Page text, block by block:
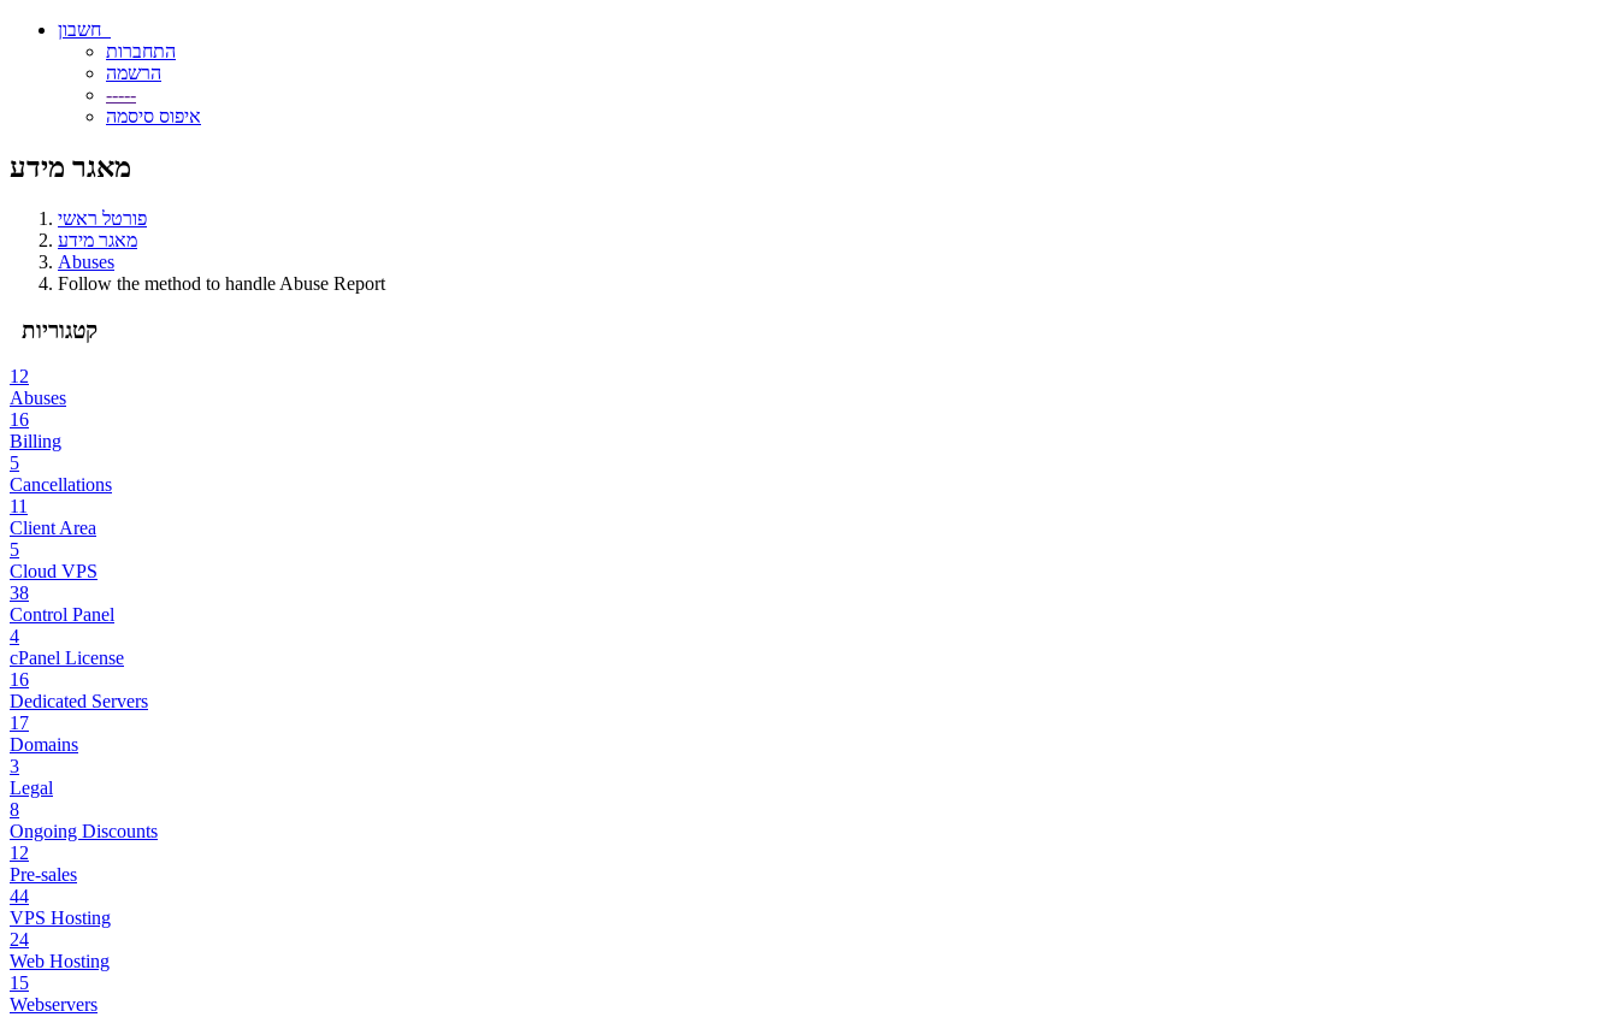
התחברות
הרשמה
-----
איפוס סיסמה
מאגר מידע
פורטל ראשי
מאגר מידע
Abuses
Follow the method to handle Abuse Report
קטגוריות
12
Abuses
16
Billing
5
Cancellations
11
Client Area
5
Cloud VPS
38
Control Panel
4
cPanel License
16
Dedicated Servers
17
Domains
3
Legal
8
Ongoing Discounts
12
Pre-sales
44
VPS Hosting
24
Web Hosting
15
Webservers